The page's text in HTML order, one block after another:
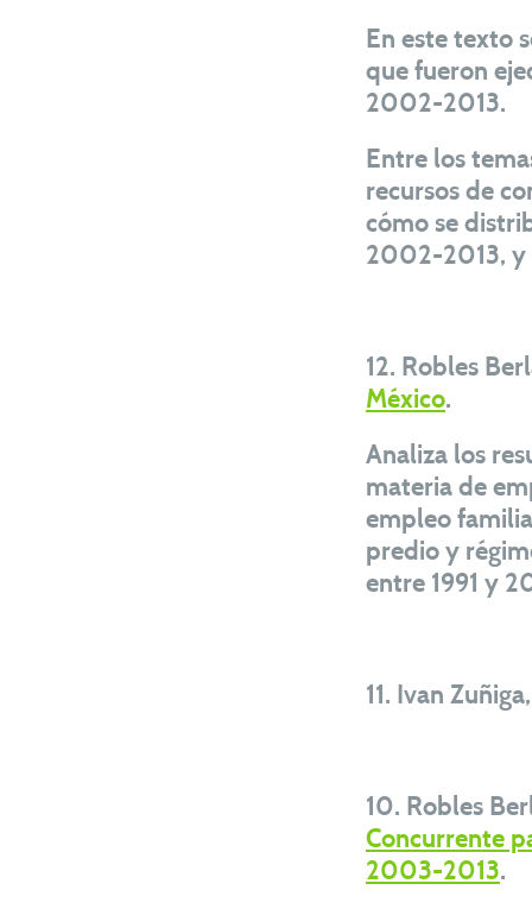
En este texto
que fueron
2002-2013.
Entre los
recursos de
cómo se
2002-2013, y
12. Robles
México.
Analiza los
materia de
empleo
predio y
entre 1991 y
11. Ivan
10. Robles
Concurrente
2003-2013.